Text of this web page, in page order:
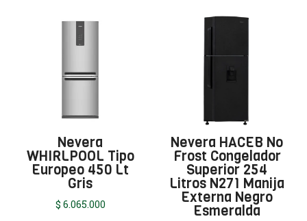
Nevera
WHIRLPOOL Tipo
Europeo 450 Lt
Gris
$ 6.065.000
Nevera HACEB No
Frost Congelador
Superior 254
Litros N271 Manija
Externa Negro
Esmeralda